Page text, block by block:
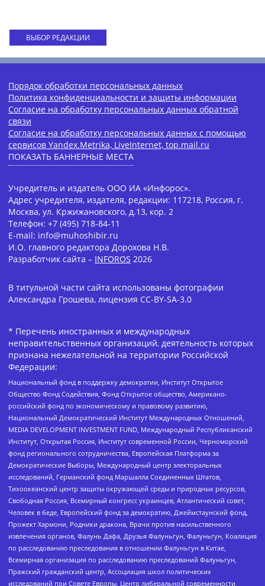
ВЫБОР РЕДАКЦИИ
Порядок обработки персональных данных
Политика конфиденциальности и защиты информации
Согласие на обработку персональных данных обратной
связи
Согласие на обработку персональных данных с помощью
сервисов Yandex.Metrika, LiveInternet, top.mail.ru
ПОКАЗАТЬ БАННЕРНЫЕ МЕСТА
Учредитель и издатель ООО ИА «Инфорос».
Адрес учредителя, издателя, редакции: 117218, Россия, г.
Москва, ул. Кржижановского, д.13, кор. 2
Телефон: +7 (495) 718-84-11
E-mail: info@muhoshibir.ru
И.О. главного редактора Дорохова Н.В.
Разработчик сайта – INFOROS 2026
В титульной части сайта использованы фотографии
Александра Грошева, лицензия CC-BY-SA-3.0
* Перечень иностранных и международных
неправительственных организаций, деятельность которых
признана нежелательной на территории Российской
Федерации:
Национальный фонд в поддержку демократии, Институт Открытое
Общество Фонд Содействия, Фонд Открытое общество, Американо-
российский фонд по экономическому и правовому развитию,
Национальный Демократический Институт Международных Отношений,
MEDIA DEVELOPMENT INVESTMENT FUND, Международный Республиканский
Институт, Открытая Россия, Институт современной России, Черноморский
фонд регионального сотрудничества, Европейская Платформа за
Демократические Выборы, Международный центр электоральных
исследований, Германский фонд Маршалла Соединенных Штатов,
Тихоокеанский центр защиты окружающей среды и природных ресурсов,
Свободная Россия, Всемирный конгресс украинцев, Атлантический совет,
Человек в беде, Европейский фонд за демократию, Джеймстаунский фонд,
Прожект Хармони, Родники дракона, Врачи против насильственного
извлечения органов, Фалунь Дафа, Друзья Фалуньгун, Фалуньгун, Коалиция
по расследованию преследования в отношении Фалуньгун в Китае,
Всемирная организация по расследованию преследований Фалуньгун,
Пражский гражданский центр, Ассоциация школ политических
исследований при Совете Европы, Центр либеральной современности,